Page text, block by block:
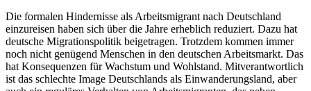
Die formalen Hindernisse als Arbeitsmigrant nach Deutschland
einzureisen haben sich über die Jahre erheblich reduziert. Dazu hat
deutsche Migrationspolitik beigetragen. Trotzdem kommen immer
noch nicht genügend Menschen in den deutschen Arbeitsmarkt. Das
hat Konsequenzen für Wachstum und Wohlstand. Mitverantwortlich
ist das schlechte Image Deutschlands als Einwanderungsland, aber